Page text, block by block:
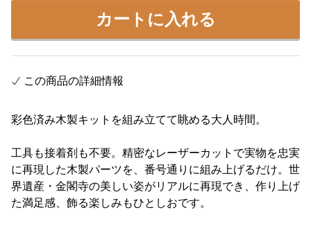
カートに入れる
この商品の詳細情報
彩色済み木製キットを組み立てて眺める大人時間。
工具も接着剤も不要。精密なレーザーカットで実物を忠実
に再現した木製パーツを、番号通りに組み上げるだけ。世
界遺産・金閣寺の美しい姿がリアルに再現でき、作り上げ
た満足感、飾る楽しみもひとしおです。